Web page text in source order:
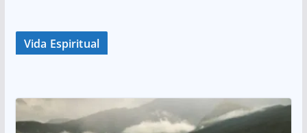
Vida Espiritual